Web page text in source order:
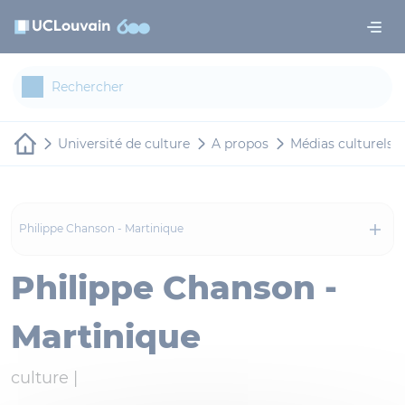
Université de culture A propos Médias culturels
Philippe Chanson - Martinique
Philippe Chanson -
Martinique
culture |